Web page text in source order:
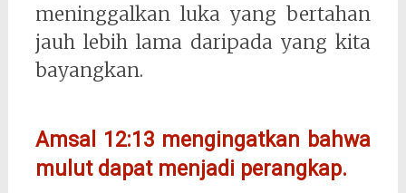
meninggalkan luka yang bertahan
jauh lebih lama daripada yang kita
bayangkan.
Amsal 12:13 mengingatkan bahwa
mulut dapat menjadi perangkap.